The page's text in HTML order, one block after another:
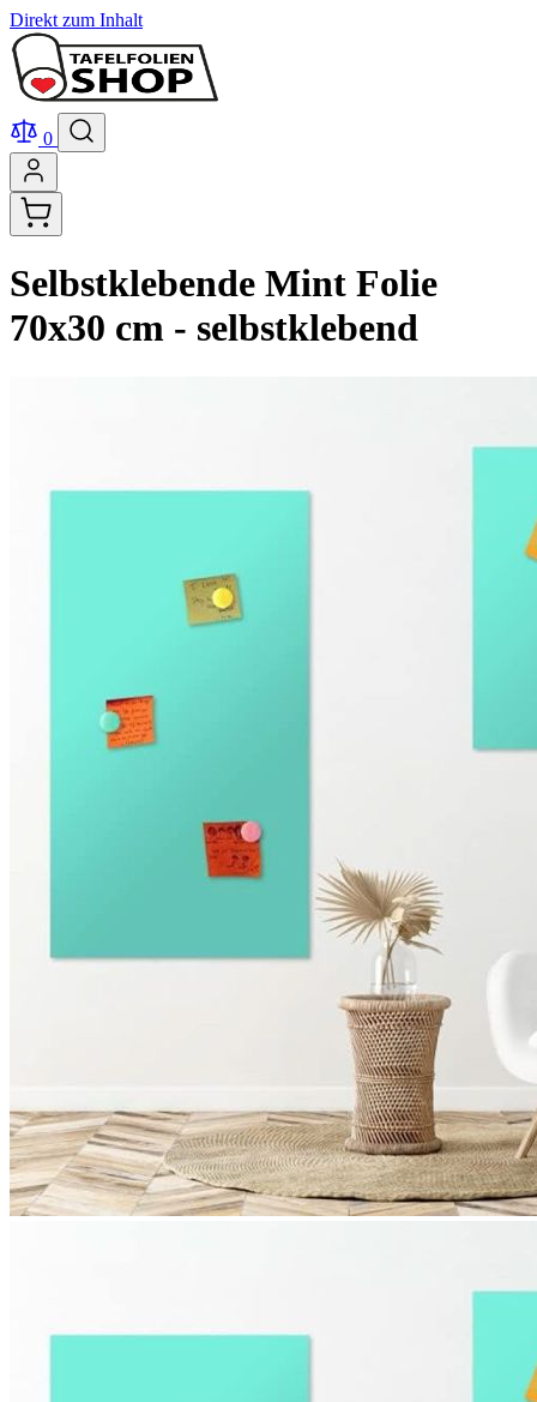
Direkt zum Inhalt
0
Selbstklebende Mint Folie
70x30 cm - selbstklebend